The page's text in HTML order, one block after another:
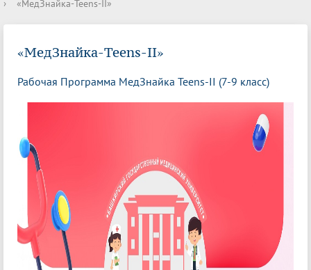
›
«МедЗнайка-Teens-II»
«МедЗнайка-Teens-II»
Рабочая Программа МедЗнайка Teens-II (7-9 класс)